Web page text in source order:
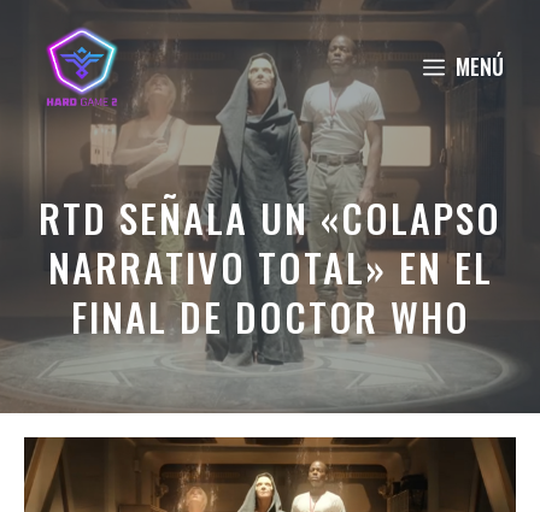
contenido
MENÚ
RTD SEÑALA UN «COLAPSO
NARRATIVO TOTAL» EN EL
FINAL DE DOCTOR WHO